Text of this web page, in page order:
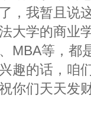
，我暂且说
大学的商业
MBA等，都
趣的话，咱
你们天天发